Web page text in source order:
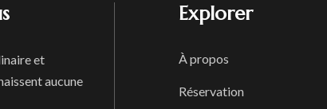
et
aucune
Explorer
À propos
Réservation